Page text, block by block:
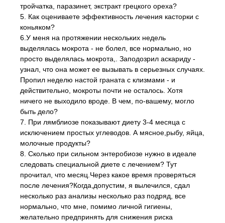
тройчатка, паразинет, экстракт грецкого ореха?
5. Как оцениваете эффективность лечения касторки с
коньяком?
6.У меня на протяжении нескольких недель
выделялась мокрота - не болел, все нормально, но
просто выделялась мокрота,. Заподозрил аскариду -
узнал, что она может ее вызывать в серьезных случаях.
Пропил неделю настой граната с клизмами - и
действительно, мокроты почти не осталось. Хотя
ничего не выходило вроде. В чем, по-вашему, могло
быть дело?
7. При лямблиозе показывают диету 3-4 месяца с
исключением простых углеводов. А мясное,рыбу, яйца,
молочные продукты?
8. Сколько при сильном энтеробиозе нужно в идеале
следовать специальной диете с лечением? Тут
прочитал, что месяц.Через какое время проверяться
после лечения?Когда,допустим, я вылечился, сдал
несколько раз анализы несколько раз подряд, все
нормально, что мне, помимо личной гигиены,
желательно предпринять для снижения риска